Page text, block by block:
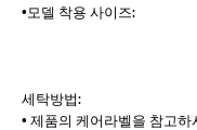
•모델 착용 사이즈:
세탁방법:
• 제품의 케어라벨을 참고